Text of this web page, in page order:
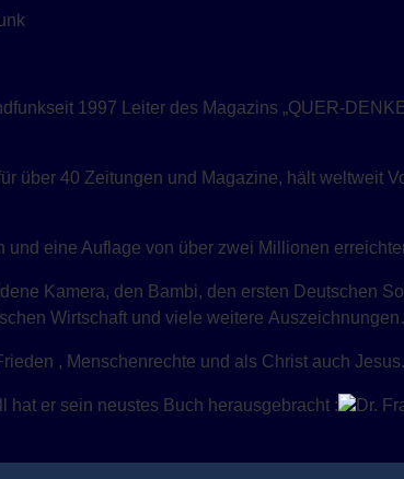
1997 Leiter des Magazins „QUER-
über 40 Zeitungen und Magazine, hält weltweit
eine Auflage von über zwei Millionen
Kamera, den Bambi, den ersten Deutschen
Wirtschaft und viele weitere
, Menschenrechte und als Christ auch Jesus.
hat er sein neustes Buch herausgebracht :
Dr.